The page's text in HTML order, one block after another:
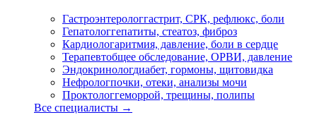
Гастроэнтерологгастрит, СРК, рефлюкс, боли
Гепатологгепатиты, стеатоз, фиброз
Кардиологаритмия, давление, боли в сердце
Терапевтобщее обследование, ОРВИ, давление
Эндокринологдиабет, гормоны, щитовидка
Нефрологпочки, отеки, анализы мочи
Проктологгеморрой, трещины, полипы
Все специалисты →